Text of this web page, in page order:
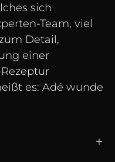
sich
Team, viel
Detail,
einer
es: Adé wunde